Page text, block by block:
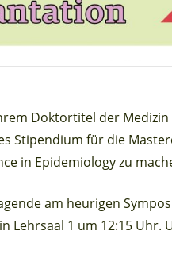
Doktortitel der
Stipendium für die
in Epidemiology zu
am heurigen
Lehrsaal 1 um 12:15 Uhr.